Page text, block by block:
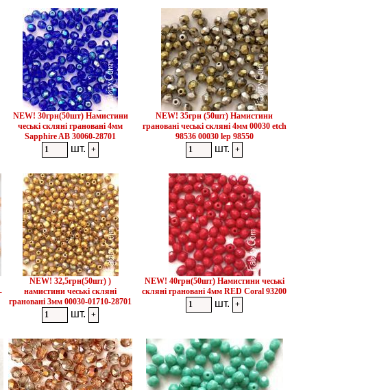
NEW! 30грн(50шт) Намистини
чеські скляні грановані 4мм
Sapphire AB 30060-28701
шт.
NEW! 35грн (50шт) Намистини
грановані чеські скляні 4мм 00030 etch
98536 00030 lep 98550
шт.
NEW! 32,5грн(50шт) )
намистини чеські скляні
грановані 3мм 00030-01710-28701
шт.
NEW! 40грн(50шт) Намистини чеські
скляні грановані 4мм RED Coral 93200
шт.